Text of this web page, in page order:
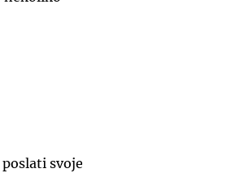
svoje